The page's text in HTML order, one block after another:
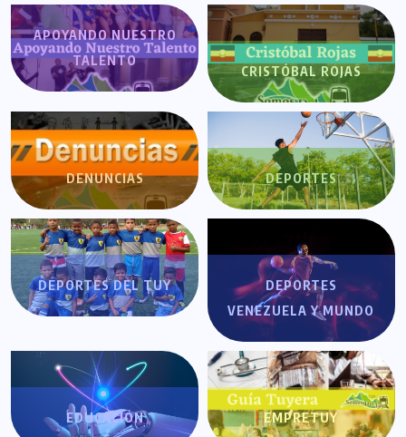
APOYANDO NUESTRO
TALENTO
CRISTÓBAL ROJAS
DENUNCIAS DEPORTES
DEPORTES DEL TUY
DEPORTES
VENEZUELA Y MUNDO
EDUCACIÓN EMPRETUY